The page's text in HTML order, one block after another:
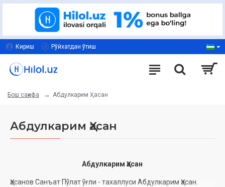
Кириш Рўйхатдан ўтиш
Бош саҳифа Абдулкарим Ҳасан
Абдулкарим Ҳасан
Абдулкарим Ҳасан
Ҳасанов Санъат Пўлат ўғли - тахаллуси Абдулкарим Ҳасан.